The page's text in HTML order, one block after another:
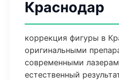
Краснодар
коррекция фигуры в
оригинальными
современными
естественный